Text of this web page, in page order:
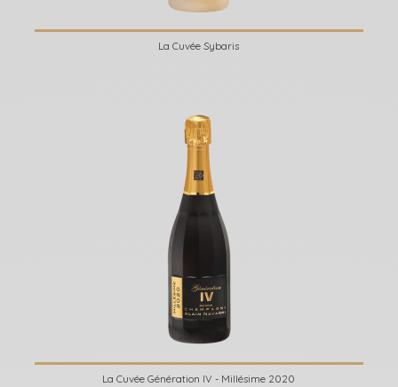
La Cuvée Sybaris
La Cuvée Génération IV - Millésime 2020